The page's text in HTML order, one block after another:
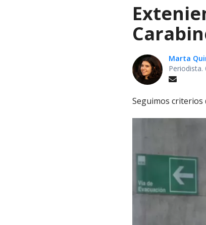
Marta
Periodista.
Seguimos criterios